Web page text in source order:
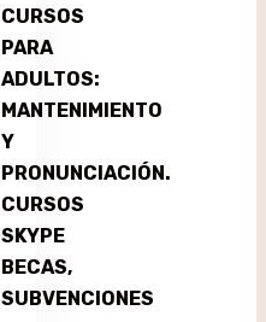
CURSOS
PARA
ADULTOS:
MANTENIMIENTO
Y
PRONUNCIACIÓN.
CURSOS
SKYPE
BECAS,
SUBVENCIONES